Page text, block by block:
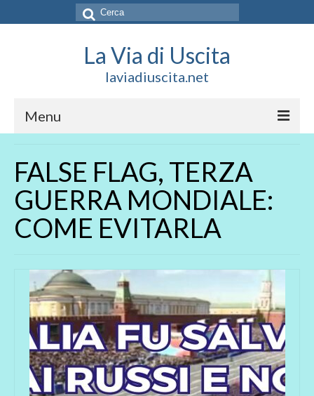
Cerca:
La Via di Uscita
laviadiuscita.net
Menu
CHI SIAMO
SOCIAL
SOSTIENICI
CONTATTI
FALSE FLAG, TERZA
GUERRA MONDIALE:
COME EVITARLA